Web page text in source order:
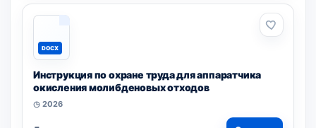
DOCX
Инструкция по охране труда для аппаратчика
окисления молибденовых отходов
◷ 2026